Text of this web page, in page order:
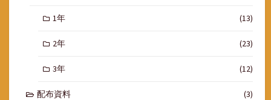
1年 (13)
2年 (23)
3年 (12)
配布資料 (3)